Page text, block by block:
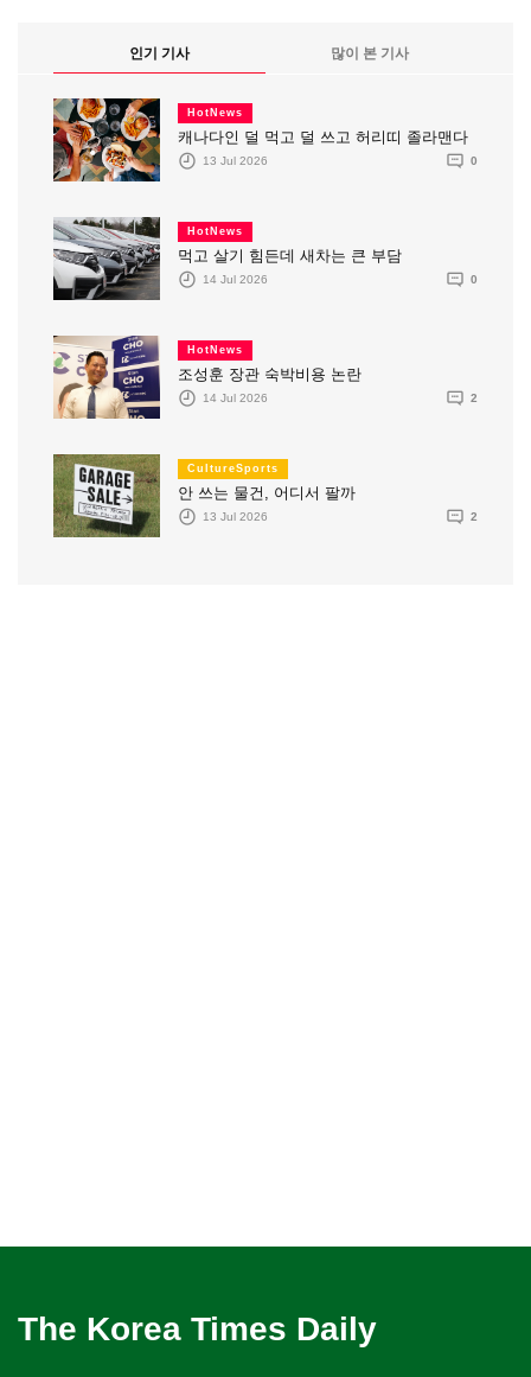
인기 기사 많이 본 기사
HotNews
캐나다인 덜 먹고 덜 쓰고 허리띠 졸라맨다
13 Jul 2026 0
HotNews
먹고 살기 힘든데 새차는 큰 부담
14 Jul 2026 0
HotNews
조성훈 장관 숙박비용 논란
14 Jul 2026 2
CultureSports
안 쓰는 물건, 어디서 팔까
13 Jul 2026 2
The Korea Times Daily